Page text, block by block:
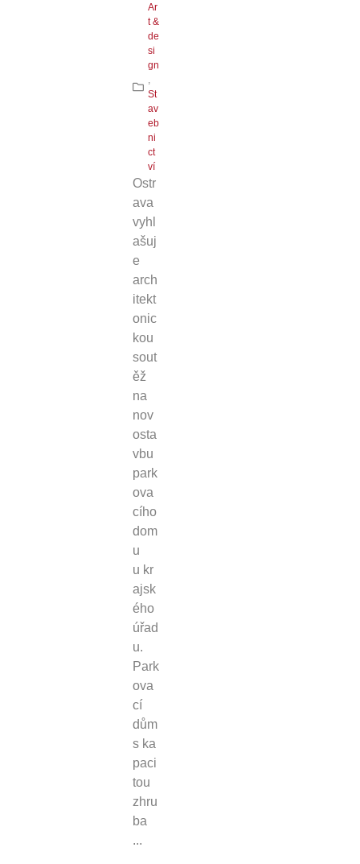
Ar
t &
de
si
gn
St
av
eb
ni
ct
ví
Ostr
ava
vyhl
ašuj
e
arch
itekt
onic
kou
sout
ěž
na
nov
osta
vbu
park
ova
cího
dom
u
u kr
ajsk
ého
úřad
u.
Park
ova
cí
dům
s ka
paci
tou
zhru
ba
...